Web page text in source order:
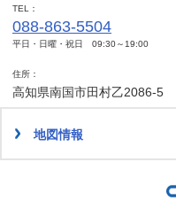
TEL
088-863-5504
平日・日曜・祝日 09:30～19:00
住所
高知県南国市田村乙2086-5
地図情報